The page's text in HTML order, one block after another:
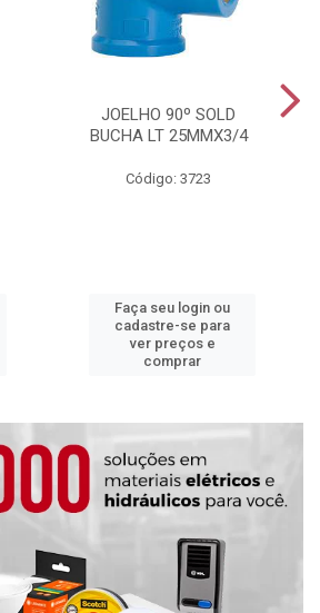
JOELHO 90º SOLD
BUCHA LT 25MMX3/4
Código: 3723
Faça seu login ou
cadastre-se para
ver preços e
comprar